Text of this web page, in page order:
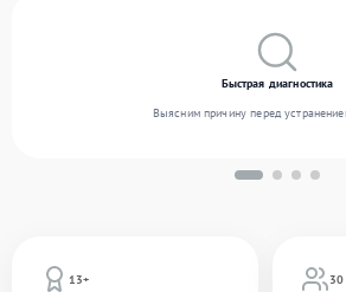
13+
Быстрая диагностика
Выясним причину перед